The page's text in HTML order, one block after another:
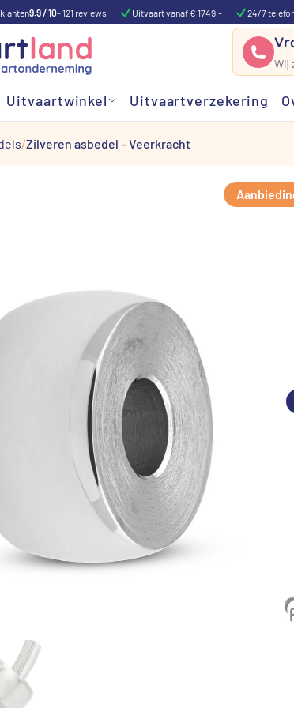
9.9 / 10- 121 reviews Uitvaart vanaf € 1749,- 24/7
Wij
Uitvaartwinkel Uitvaartverzekering
Zilveren asbedel – Veerkracht